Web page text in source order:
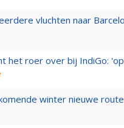
vluchten naar
het roer over bij IndiGo:
winter nieuwe